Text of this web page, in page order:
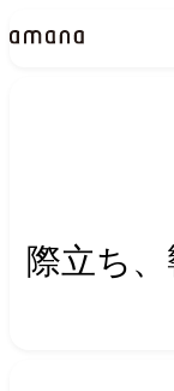
際立ち